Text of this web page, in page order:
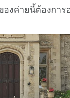
งค่ายนี้ต้องการ